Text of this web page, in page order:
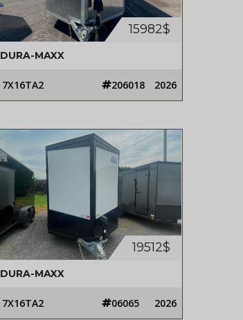
15982$
DURA-MAXX
7X16TA2 206018 2026
19512$
DURA-MAXX
7X16TA2 06065 2026